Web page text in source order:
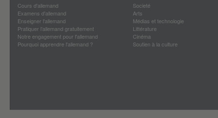
Cours d'allemand
Examens d'allemand
Enseigner l'allemand
Pratiquer l’allemand gratuitement
Notre engagement pour l'allemand
Pourquoi apprendre l'allemand ?
Societé
Arts
Médias et technologie
Littérature
Cinéma
Soutien à la culture